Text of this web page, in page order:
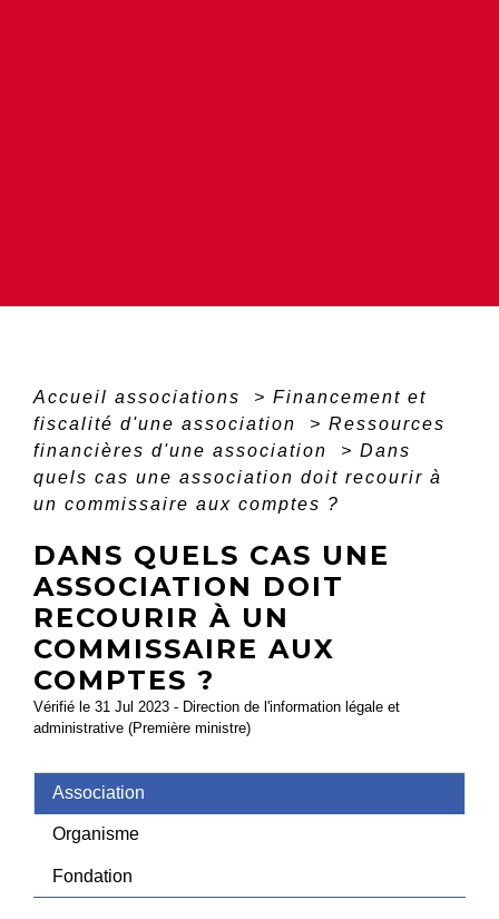
Accueil associations > Financement et
fiscalité d'une association
> Ressources
financières d'une association
> Dans
quels cas une association doit recourir à
un commissaire aux comptes ?
DANS QUELS CAS UNE
ASSOCIATION DOIT
RECOURIR À UN
COMMISSAIRE AUX
COMPTES ?
Vérifié le 31 Jul 2023 - Direction de l'information légale et
administrative (Première ministre)
Association
Organisme
Fondation